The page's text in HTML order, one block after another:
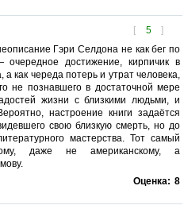
[ 5 ]
Гэри Селдона не как бег по
очередное достижение, кирпичик в
как череда потерь и утрат человека,
не познавшего в достаточной мере
жизни с близкими людьми, и
настроение книги задаётся
свою близкую смерть, но до
мастерства. Тот самый
даже не американскому, а
Оценка: 8